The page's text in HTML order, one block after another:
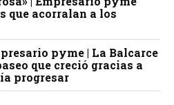
que acorralan a los
pyme | La Balcarce
que creció gracias a
progresar